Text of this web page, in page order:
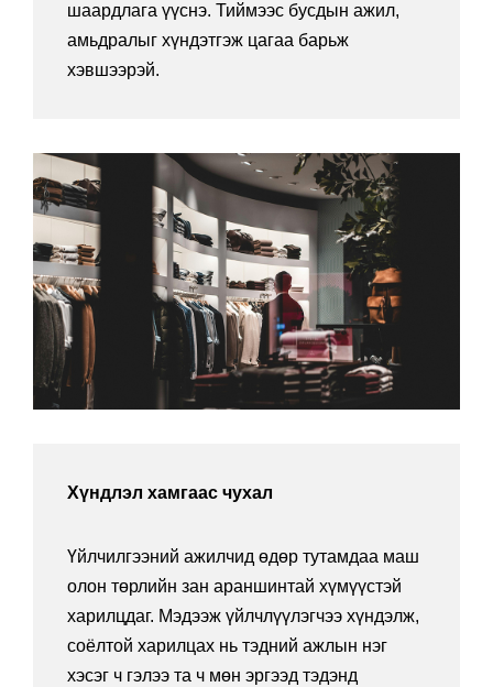
шаардлага үүснэ. Тиймээс бусдын ажил,
амьдралыг хүндэтгэж цагаа барьж
хэвшээрэй.
Хүндлэл хамгаас чухал
Үйлчилгээний ажилчид өдөр тутамдаа маш
олон төрлийн зан араншинтай хүмүүстэй
харилцдаг. Мэдээж үйлчлүүлэгчээ хүндэлж,
соёлтой харилцах нь тэдний ажлын нэг
хэсэг ч гэлээ та ч мөн эргээд тэдэнд